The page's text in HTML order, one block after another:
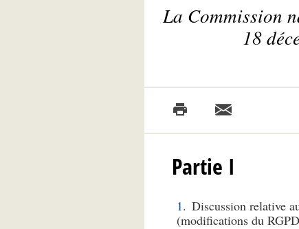
La Commission
18
Partie I
Discussion relative
(modifications du